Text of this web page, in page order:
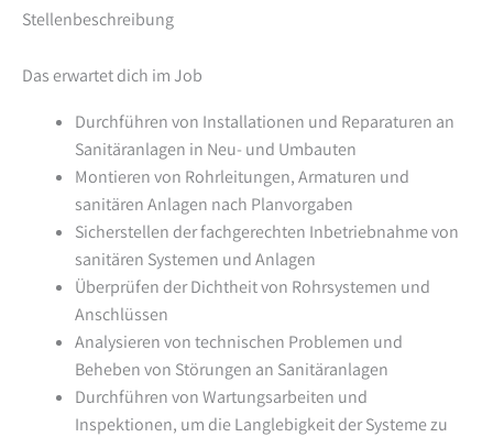
Stellenbeschreibung
Das erwartet dich im Job
Durchführen von Installationen und Reparaturen an
Sanitäranlagen in Neu- und Umbauten
Montieren von Rohrleitungen, Armaturen und
sanitären Anlagen nach Planvorgaben
Sicherstellen der fachgerechten Inbetriebnahme von
sanitären Systemen und Anlagen
Überprüfen der Dichtheit von Rohrsystemen und
Anschlüssen
Analysieren von technischen Problemen und
Beheben von Störungen an Sanitäranlagen
Durchführen von Wartungsarbeiten und
Inspektionen, um die Langlebigkeit der Systeme zu